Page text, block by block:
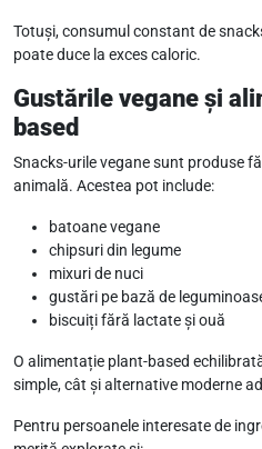
Totuși, consumul constant de
poate duce la exces caloric.
Gustările vegane și
based
Snacks-urile vegane sunt produse
animală. Acestea pot include:
batoane vegane
chipsuri din legume
mixuri de nuci
gustări pe bază de
biscuiți fără lactate și ouă
O alimentație plant-based
simple, cât și alternative moderne
Pentru persoanele interesate de